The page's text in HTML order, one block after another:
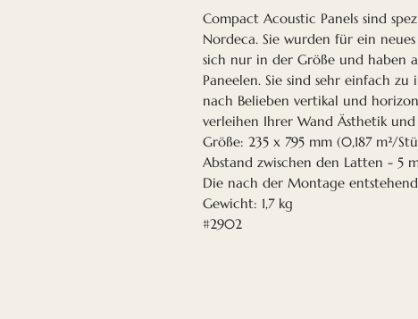
Compact Acoustic Panels sind
Nordeca. Sie wurden für ein
sich nur in der Größe und haben
Paneelen. Sie sind sehr einfach
nach Belieben vertikal und
verleihen Ihrer Wand Ästhetik und
Größe: 235 x 795 mm (0,187 m²/
Abstand zwischen den Latten - 5
Die nach der Montage
Gewicht: 1,7 kg
#2902